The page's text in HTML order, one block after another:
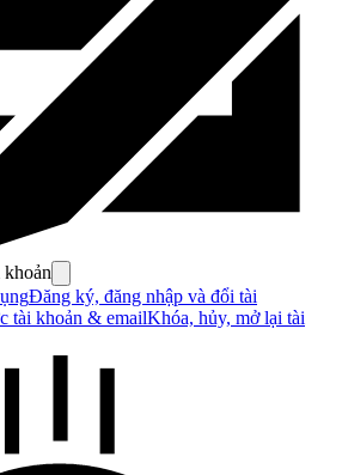
Đăng ký, đăng nhập và đổi tài
tài khoản & emailKhóa, hủy, mở lại tài